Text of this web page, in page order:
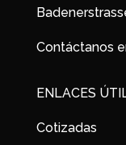
Contáctanos
ENLACES
Cotizadas